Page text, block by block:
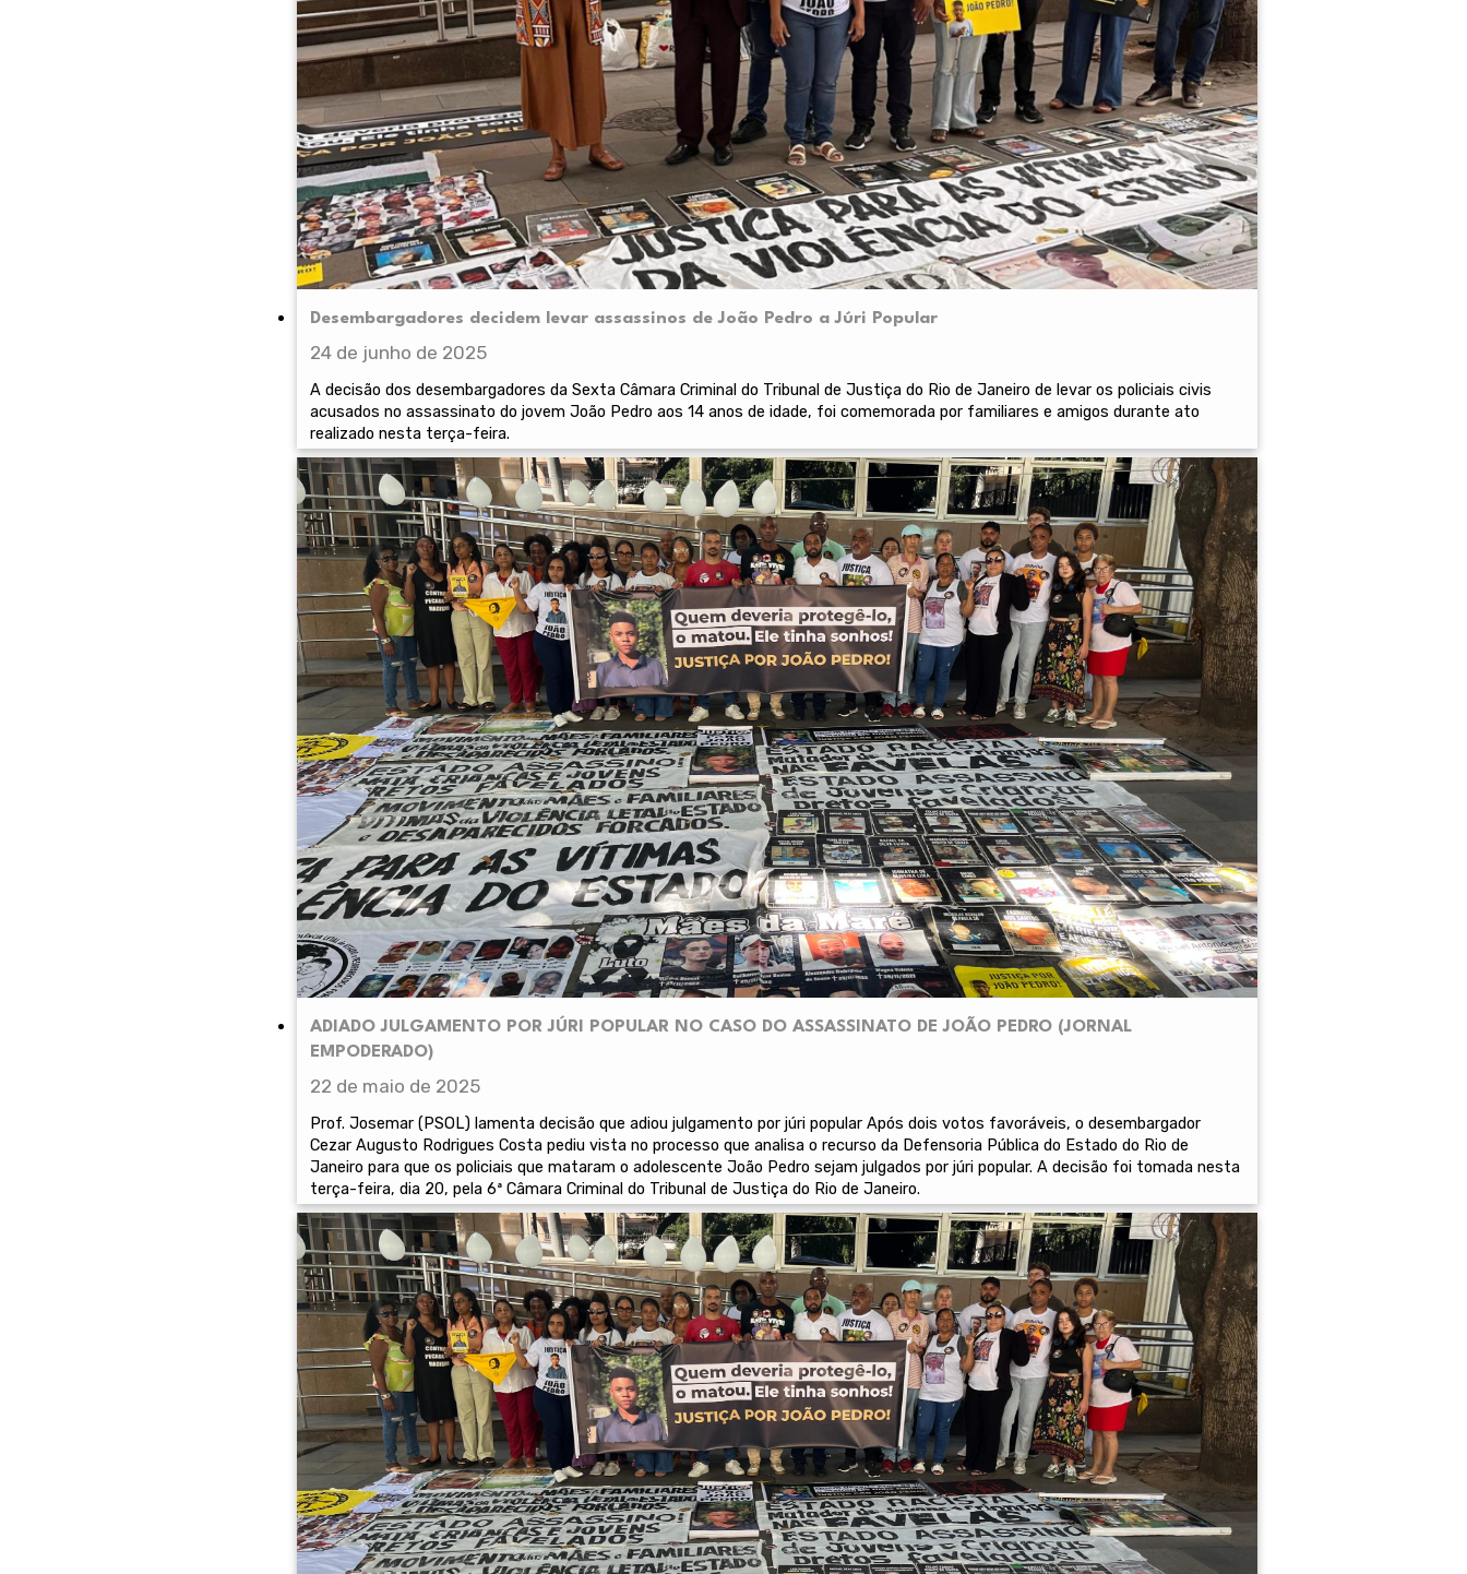
Desembargadores decidem levar assassinos de João Pedro a Júri Popular
24 de junho de 2025
A decisão dos desembargadores da Sexta Câmara Criminal do Tribunal de Justiça do Rio de Janeiro de levar os policiais civis
acusados no assassinato do jovem João Pedro aos 14 anos de idade, foi comemorada por familiares e amigos durante ato
realizado nesta terça-feira.
ADIADO JULGAMENTO POR JÚRI POPULAR NO CASO DO ASSASSINATO DE JOÃO PEDRO (JORNAL
EMPODERADO)
22 de maio de 2025
Prof. Josemar (PSOL) lamenta decisão que adiou julgamento por júri popular Após dois votos favoráveis, o desembargador
Cezar Augusto Rodrigues Costa pediu vista no processo que analisa o recurso da Defensoria Pública do Estado do Rio de
Janeiro para que os policiais que mataram o adolescente João Pedro sejam julgados por júri popular. A decisão foi tomada nesta
terça-feira, dia 20, pela 6ª Câmara Criminal do Tribunal de Justiça do Rio de Janeiro.